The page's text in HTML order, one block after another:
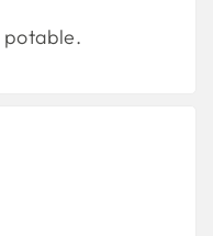
potable.